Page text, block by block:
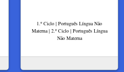
1.º Ciclo | Português Língua Não
Materna | 2.º Ciclo | Português Língua
Não Materna